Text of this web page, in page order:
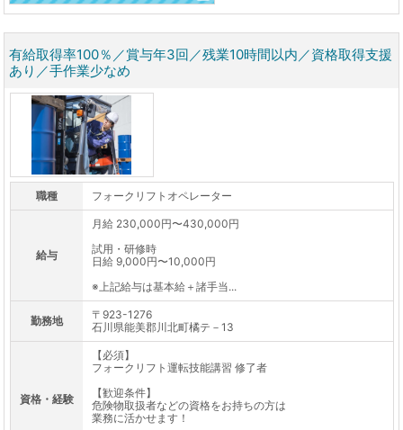
有給取得率100％／賞与年3回／残業10時間以内／資格取得支援
あり／手作業少なめ
職種 フォークリフトオペレーター
給与
月給 230,000円〜430,000円
試用・研修時
日給 9,000円〜10,000円
※上記給与は基本給＋諸手当...
勤務地
〒923-1276
石川県能美郡川北町橘テ－13
資格・経験
【必須】
フォークリフト運転技能講習 修了者
【歓迎条件】
危険物取扱者などの資格をお持ちの方は
業務に活かせます！